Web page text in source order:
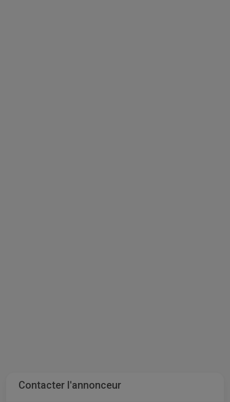
Contacter l'annonceur